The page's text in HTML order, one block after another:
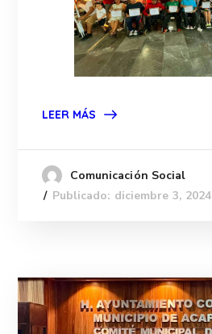
LEER MÁS
Comunicación Social
Publicado: diciembre 3, 2024